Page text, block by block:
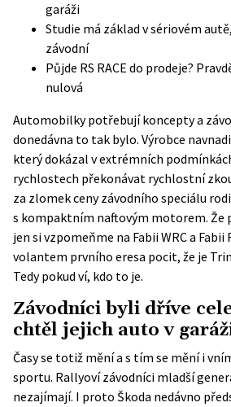
garáži
Studie má základ v sériovém
závodní
Půjde RS RACE do prodeje?
nulová
Automobilky potřebují koncepty a
donedávna to tak bylo. Výrobce
který dokázal v extrémních
rychlostech překonávat rychlostní
za zlomek ceny závodního speciálu
s kompaktním naftovým motorem. Že
jen si vzpomeňme na Fabii WRC a Fabii
volantem prvního eresa pocit, že je
Tedy pokud ví, kdo to je.
Závodníci byli dříve
chtěl jejich auto v
Časy se totiž mění a s tím se mění i
sportu. Rallyoví závodníci mladší
nezajímají. I proto Škoda nedávno